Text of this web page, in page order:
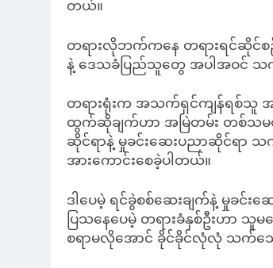
တယ်။
တရားလိုဘက်ကနေ တရားရင်ဆိုင်စ
နဲ့ ဒေသခံပြည်သူတွေ အပါအဝင် သက်
တရားရုံးက အသက်ရှင်ကျန်ရစ်သူ
ထွက်ဆိုချက်ဟာ အမြဲတမ်း တစ်သမ
ဆိုင်ရာနဲ့ မှုခင်းဆေးပညာဆိုင်ရ
အားကောင်းစေခဲ့ပါတယ်။
ဒါပေမဲ့ ရင်ခွဲစစ်ဆေးချက်နဲ့ မှုခင်
ပြသနေပေမဲ့ တရားခံနှစ်ဦးဟ
စရာမလိုအောင် ခိုင်ခိုင်လုံလုံ သက်သေ